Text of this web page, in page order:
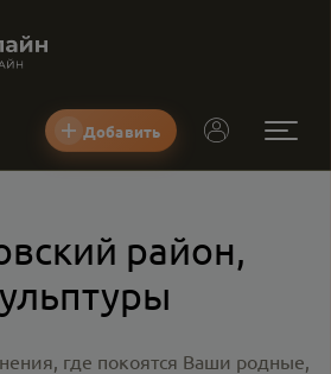
Добавить
район,
где покоятся Ваши родные,